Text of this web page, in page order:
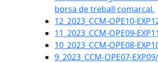
borsa de treball comarcal.
12_2023_CCM-OPE10-
11_2023_CCM-OPE09-
10_2023_CCM-OPE08-
9_2023_CCM-OPE07-